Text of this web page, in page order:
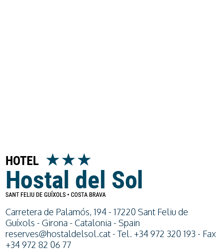
Carretera de Palamós, 194 - 17220 Sant Feliu de
Guíxols - Girona - Catalonia - Spain
reserves@hostaldelsol.cat- Tel. +34 972 320 193 - Fax
+34 972 82 06 77